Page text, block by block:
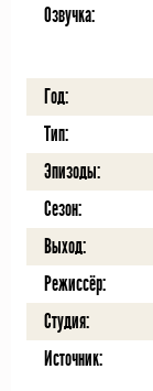
Озвучка:
Год:
Тип:
Эпизоды:
Сезон:
Выход:
Режиссёр:
Студия:
Источник: